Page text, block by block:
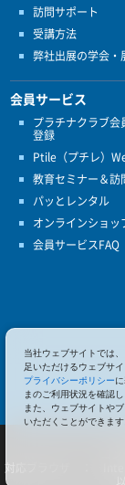
訪問サポート
受講方法
弊社出展の学会・
会員サービス
プラチナクラブ会
登録
Ptile（プチレ）
教育セミナー＆訪
パッとレンタル
オンラインショッ
会員サービスFAQ
コ
対応ブラウザ ：
当社ウェブサイトでは
足いただけるウェブサ
プライバシーポリシー
まのご利用状況を確認
また、ウェブサイトや
いただくことができます